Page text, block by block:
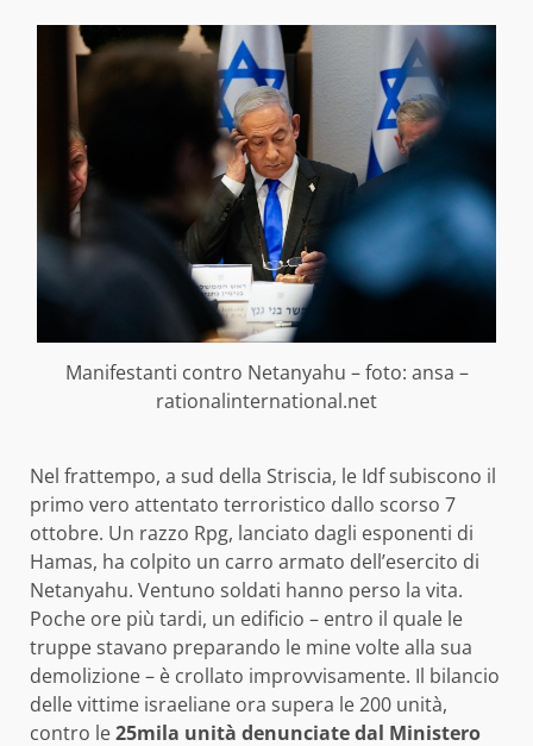
Manifestanti contro Netanyahu – foto: ansa –
rationalinternational.net
Nel frattempo, a sud della Striscia, le Idf subiscono il
primo vero attentato terroristico dallo scorso 7
ottobre. Un razzo Rpg, lanciato dagli esponenti di
Hamas, ha colpito un carro armato dell’esercito di
Netanyahu. Ventuno soldati hanno perso la vita.
Poche ore più tardi, un edificio – entro il quale le
truppe stavano preparando le mine volte alla sua
demolizione – è crollato improvvisamente. Il bilancio
delle vittime israeliane ora supera le 200 unità,
contro le25mila unità denunciate dal Ministero